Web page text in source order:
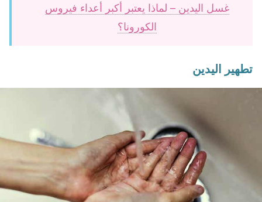
غسل اليدين – لماذا يعتبر أكبر أعداء فيروس
الكورونا؟
تطهير اليدين